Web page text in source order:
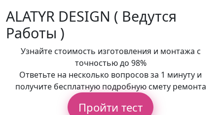
ALATYR DESIGN ( Ведутся
Работы )
Узнайте стоимость изготовления и монтажа с
точностью до 98%
Ответьте на несколько вопросов за 1 минуту и
получите бесплатную подробную смету ремонта
Пройти тест